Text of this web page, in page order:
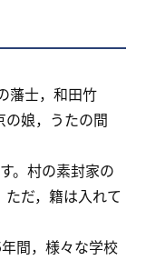
藩士，和田竹
娘，うたの間
。村の素封家の
だ，籍は入れて
間，様々な学校